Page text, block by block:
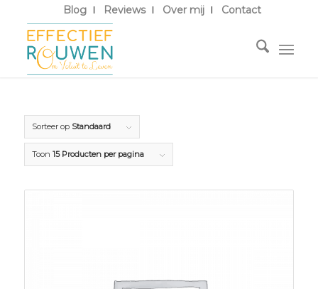
Blog Reviews Over mij Contact
Sorteer op Standaard
Toon 15 Producten per pagina